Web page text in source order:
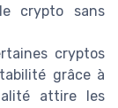
crypto sans
cryptos
grâce à
attire les